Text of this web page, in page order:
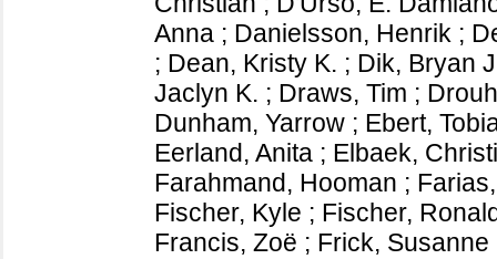
Anna ; Danielsson, Henrik ;
; Dean, Kristy K. ; Dik, Bryan
Jaclyn K. ; Draws, Tim ;
Dunham, Yarrow ; Ebert,
Eerland, Anita ; Elbaek,
Farahmand, Hooman ;
Fischer, Kyle ; Fischer,
Francis, Zoë ; Frick, Susanne